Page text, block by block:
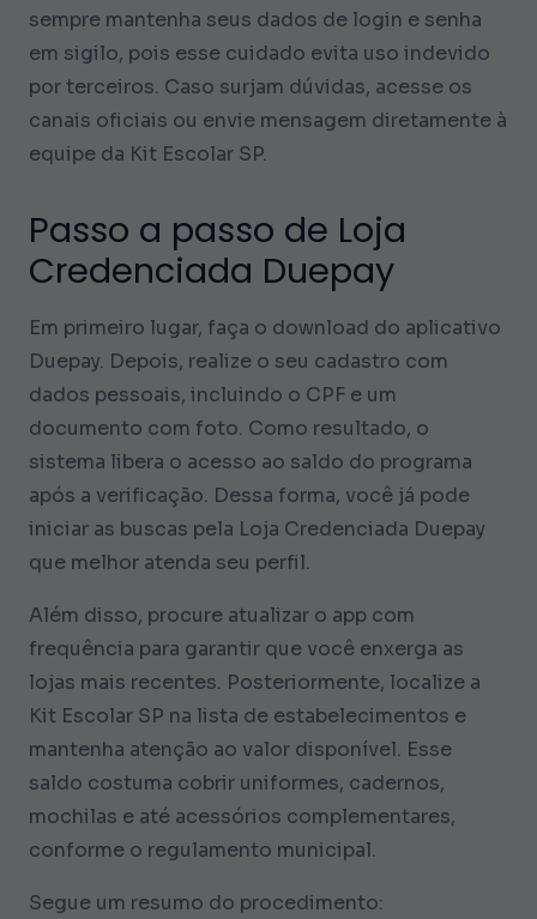
sempre mantenha seus dados de login e senha
em sigilo, pois esse cuidado evita uso indevido
por terceiros. Caso surjam dúvidas, acesse os
canais oficiais ou envie mensagem diretamente à
equipe da Kit Escolar SP.
Passo a passo de Loja
Credenciada Duepay
Em primeiro lugar, faça o download do aplicativo
Duepay. Depois, realize o seu cadastro com
dados pessoais, incluindo o CPF e um
documento com foto. Como resultado, o
sistema libera o acesso ao saldo do programa
após a verificação. Dessa forma, você já pode
iniciar as buscas pela Loja Credenciada Duepay
que melhor atenda seu perfil.
Além disso, procure atualizar o app com
frequência para garantir que você enxerga as
lojas mais recentes. Posteriormente, localize a
Kit Escolar SP na lista de estabelecimentos e
mantenha atenção ao valor disponível. Esse
saldo costuma cobrir uniformes, cadernos,
mochilas e até acessórios complementares,
conforme o regulamento municipal.
Segue um resumo do procedimento: